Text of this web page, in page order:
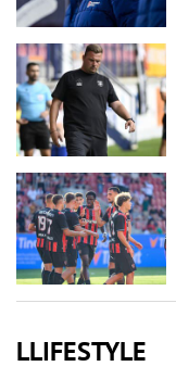
LLIFESTYLE